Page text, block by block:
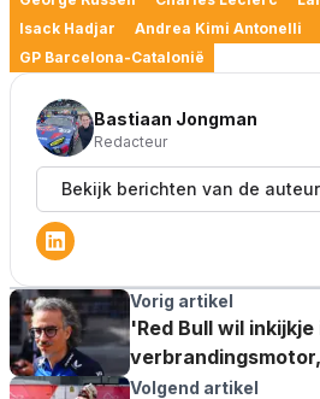
Isack Hadjar
Andrea Kimi Antonelli
GP Barcelona-Catalonië
Bastiaan Jongman
Redacteur
Bekijk berichten van de auteur
Vorig artikel
'Red Bull wil
bekeken'
Volgend artikel